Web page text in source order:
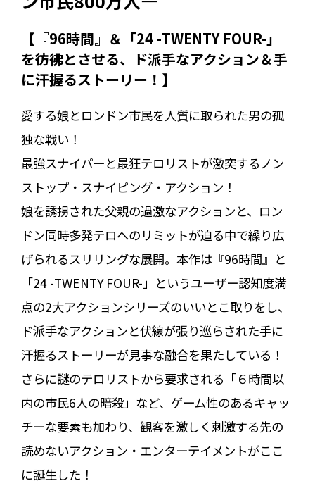
【『96時間』＆「24 -TWENTY FOUR-」
を彷彿とさせる、ド派手なアクション＆手
に汗握るストーリー！】
愛する娘とロンドン市民を人質に取られた男の孤
独な戦い！
最強スナイパーと最狂テロリストが激突するノン
ストップ・スナイピング・アクション！
娘を誘拐された父親の過激なアクションと、ロン
ドン同時多発テロへのリミットが迫る中で繰り広
げられるスリリングな展開。本作は『96時間』と
「24 -TWENTY FOUR-」というユーザー認知度満
点の2大アクションシリーズのいいとこ取りをし、
ド派手なアクションと伏線が張り巡らされた手に
汗握るストーリーが見事な融合を果たしている！
さらに謎のテロリストから要求される「６時間以
内の市民6人の暗殺」など、ゲーム性のあるキャッ
チーな要素も加わり、観客を激しく刺激する先の
読めないアクション・エンターテイメントがここ
に誕生した！